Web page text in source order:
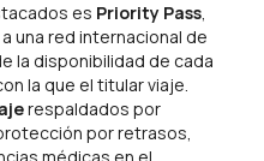
es Priority Pass,
a una red internacional de
la disponibilidad de cada
la que el titular viaje.
respaldados por
por retrasos,